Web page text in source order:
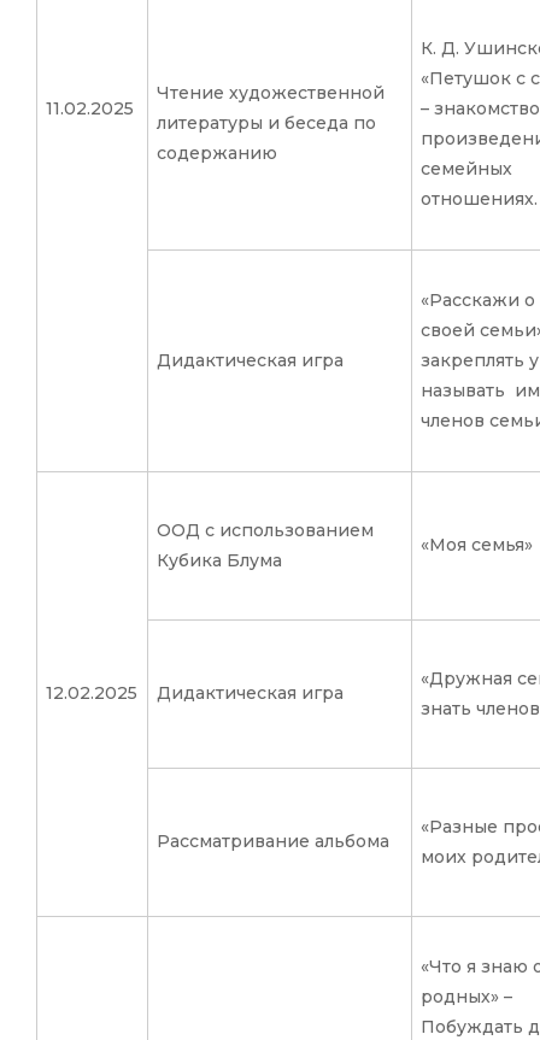
11.02.2025
Чтение художественной
литературы и беседа по
содержанию
К. Д.
«Петушок с
–
семейных
отношениях.
Дидактическая игра
«Расскажи о
своей
закреплять
называть
членов
12.02.2025
ООД с использованием
Кубика Блума
«Моя семья»
Дидактическая игра
«Дружная
знать
Рассматривание альбома
«Разные
моих
«Что я знаю
родных» –
Побуждать